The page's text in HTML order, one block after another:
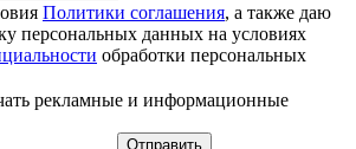
Политики соглашения, а также даю
персональных данных на условиях
обработки персональных
рекламные и информационные